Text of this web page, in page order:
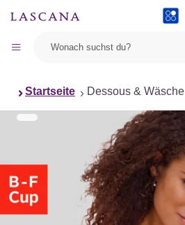
Startseite Dessous & Wäsche